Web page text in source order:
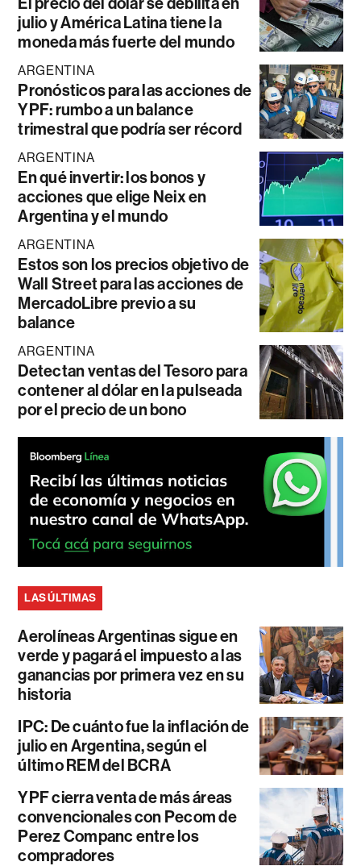
julio y América Latina tiene la
moneda más fuerte del mundo
ARGENTINA
Pronósticos para las acciones de
YPF: rumbo a un balance
trimestral que podría ser récord
ARGENTINA
En qué invertir: los bonos y
acciones que elige Neix en
Argentina y el mundo
ARGENTINA
Estos son los precios objetivo de
Wall Street para las acciones de
MercadoLibre previo a su
balance
ARGENTINA
Detectan ventas del Tesoro para
contener al dólar en la pulseada
por el precio de un bono
LAS ÚLTIMAS
Aerolíneas Argentinas sigue en
verde y pagará el impuesto a las
ganancias por primera vez en su
historia
IPC: De cuánto fue la inflación de
julio en Argentina, según el
último REM del BCRA
YPF cierra venta de más áreas
convencionales con Pecom de
Perez Companc entre los
compradores